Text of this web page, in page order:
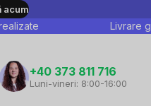
acum
Livrare
+40 373 811 716
Luni-vineri: 8:00-16:00